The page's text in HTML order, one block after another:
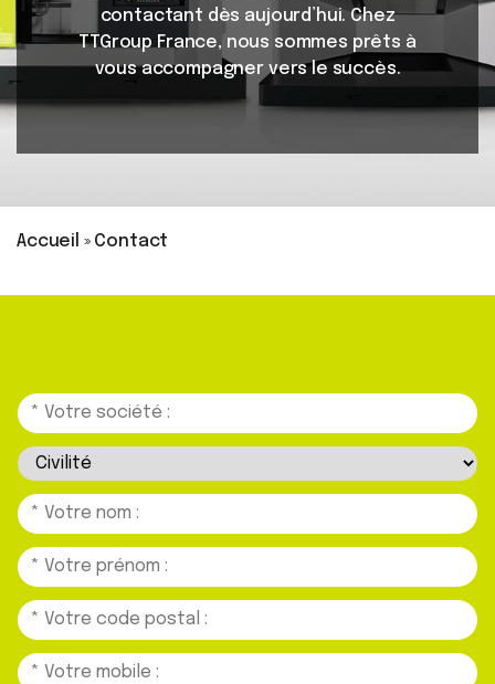
contactant dès aujourd’hui. Chez
TTGroup France, nous sommes prêts à
vous accompagner vers le succès.
Accueil » Contact